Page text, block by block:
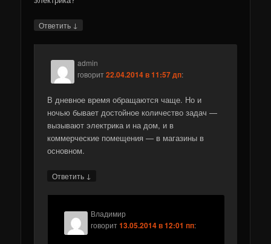
Ответить ↓
admin
говорит22.04.2014 в 11:57 дп:
В дневное время обращаются чаще. Но и
ночью бывает достойное количество задач —
вызывают электрика и на дом, и в
коммерческие помещения — в магазины в
основном.
Ответить ↓
Владимир
говорит 13.05.2014 в 12:01 пп: